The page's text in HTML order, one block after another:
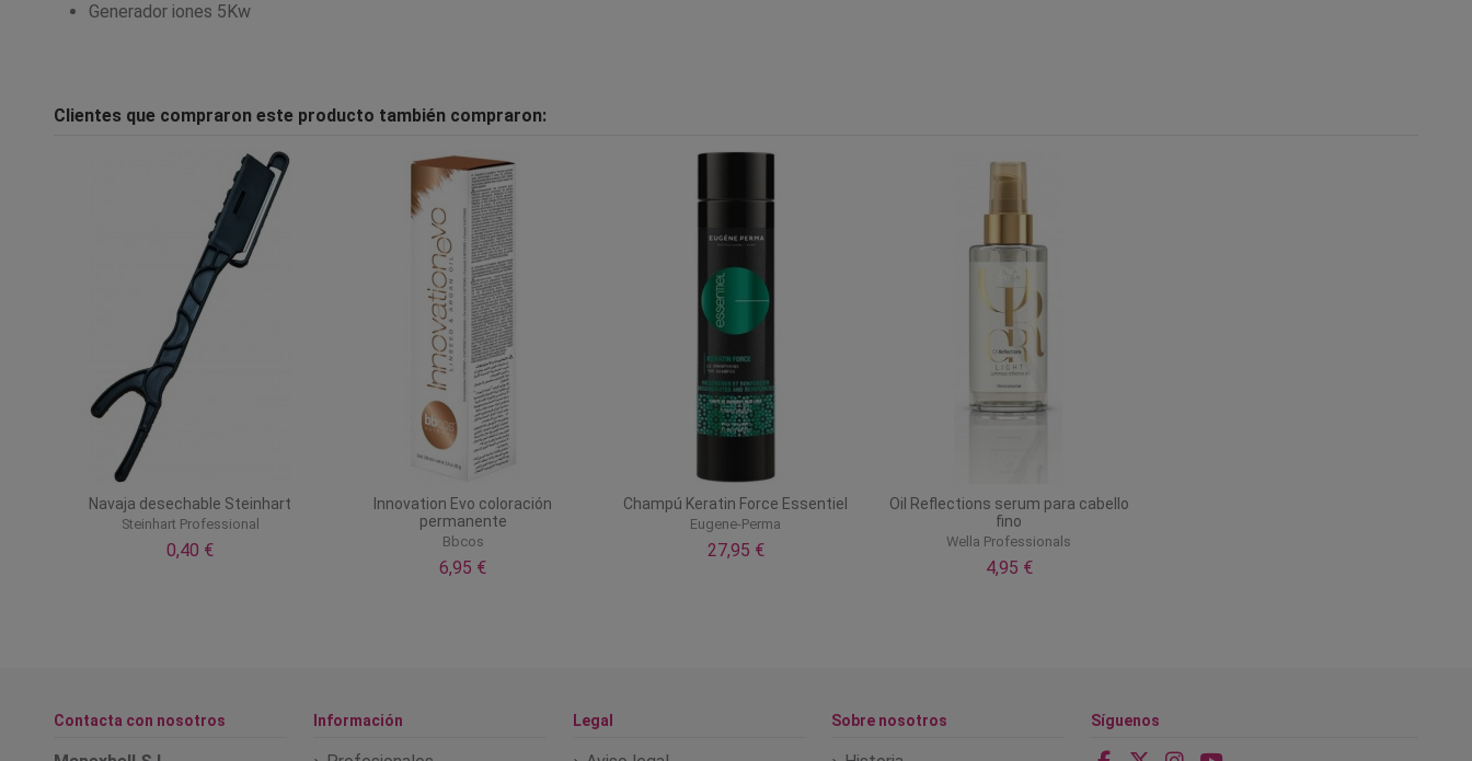
Generador iones 5Kw
Clientes que compraron este producto también compraron:
Navaja desechable Steinhart
Steinhart Professional
0,40 €
Innovation Evo coloración
permanente
Bbcos
6,95 €
Champú Keratin Force Essentiel
Eugene-Perma
27,95 €
Oil Reflections serum para cabello
fino
Wella Professionals
4,95 €
Contacta con nosotros Información Legal Sobre nosotros Síguenos